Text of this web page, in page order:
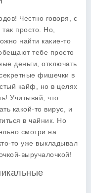
Честно говоря, с
просто. Но,
найти какие-то
тебе просто
деньги, отключать
фишечки в
кайф, но в целях
Учитывай, что
какой-то вирус, и
в чайник. Но
смотри на
то уже выкладывал
выручалочкой!